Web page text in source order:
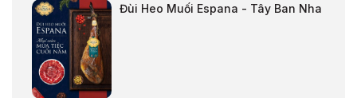
Đùi Heo Muối Espana - Tây Ban Nha